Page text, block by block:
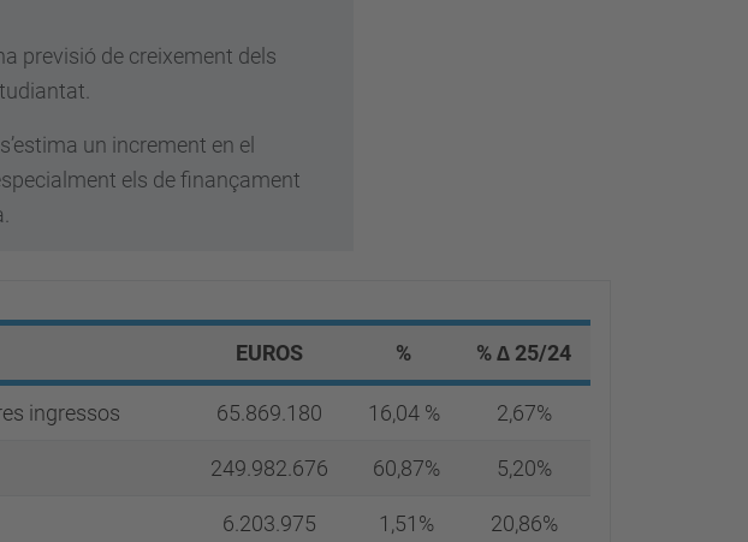
previsió de creixement dels
un increment en el
els de finançament
EUROS % % ∆ 25/24
ingressos 65.869.180 16,04 % 2,67%
249.982.676 60,87% 5,20%
6.203.975 1,51% 20,86%